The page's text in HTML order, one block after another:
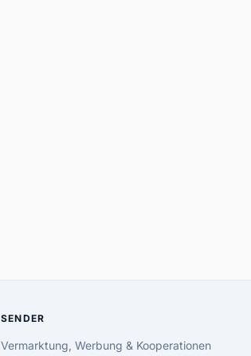
SENDER
Vermarktung, Werbung & Kooperationen